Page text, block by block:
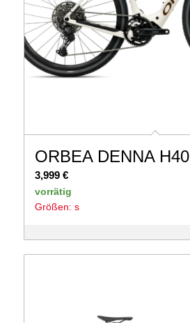
ORBEA DENNA H40
3,999 €
vorrätig
Größen: s